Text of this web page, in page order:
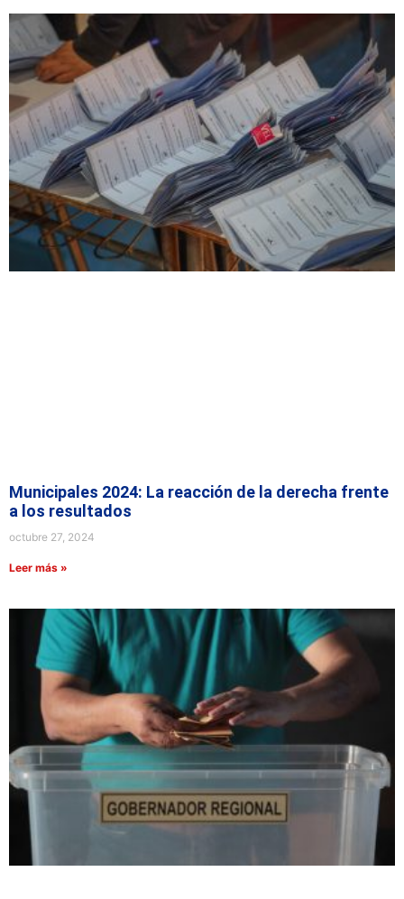
Municipales 2024: La reacción de la derecha frente
a los resultados
octubre 27, 2024
Leer más »